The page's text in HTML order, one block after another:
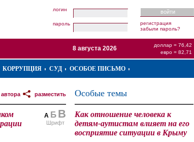
логин
пароль
регистрация
забыли пароль?
доллар = 76,42
евро = 82,71
8 августа 2026
КОРРУПЦИЯ СУД ОСОБОЕ ПИСЬМО
разместить
А Б В
Шрифт
Особые темы
Как отношение человека к
детям-аутистам влияет на его
восприятие ситуации в Крыму